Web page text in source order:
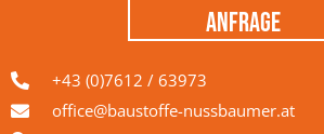
ANFRAGE
+43 (0)7612 / 63973
office@baustoffe-nussbaumer.at